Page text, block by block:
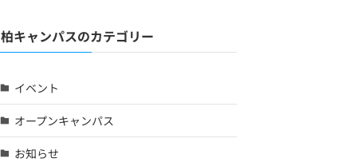
柏キャンパスのカテゴリー
イベント
オープンキャンパス
お知らせ